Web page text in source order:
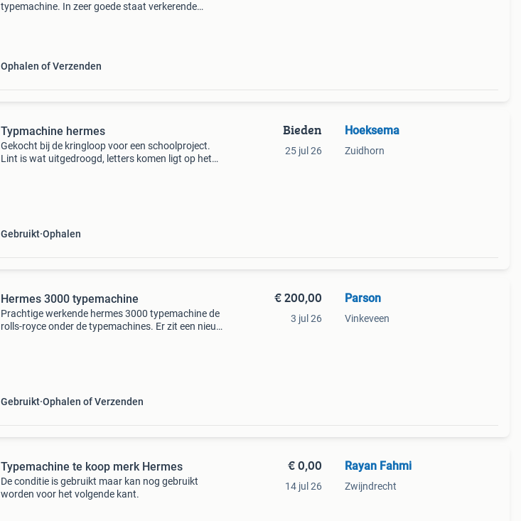
typemachine. In zeer goede staat verkerende
Ophalen of Verzenden
Typmachine hermes
Gekocht bij de kringloop voor een schoolproject.
Lint is wat uitgedroogd, letters komen ligt op het
Gebruikt Ophalen
Bieden
25 jul 26
Hoeksema
Zuidhorn
Hermes 3000 typemachine
Prachtige werkende hermes 3000 typemachine de
rolls-royce onder de typemachines. Er zit een nieuw
Gebruikt Ophalen of Verzenden
€ 200,00
3 jul 26
Parson
Vinkeveen
Typemachine te koop merk Hermes
De conditie is gebruikt maar kan nog gebruikt
worden voor het volgende kant.
€ 0,00
14 jul 26
Rayan Fahmi
Zwijndrecht